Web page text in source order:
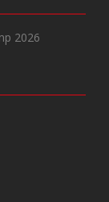
2026